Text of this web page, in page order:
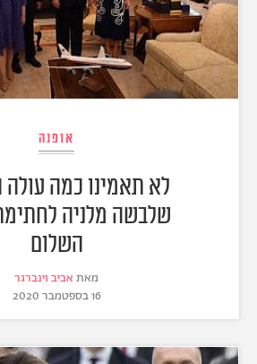
אופנה
לא תאמינו כמה
שלבשה מלניה
השלום
מאת אביב וינברגר
16 בספטמבר 2020